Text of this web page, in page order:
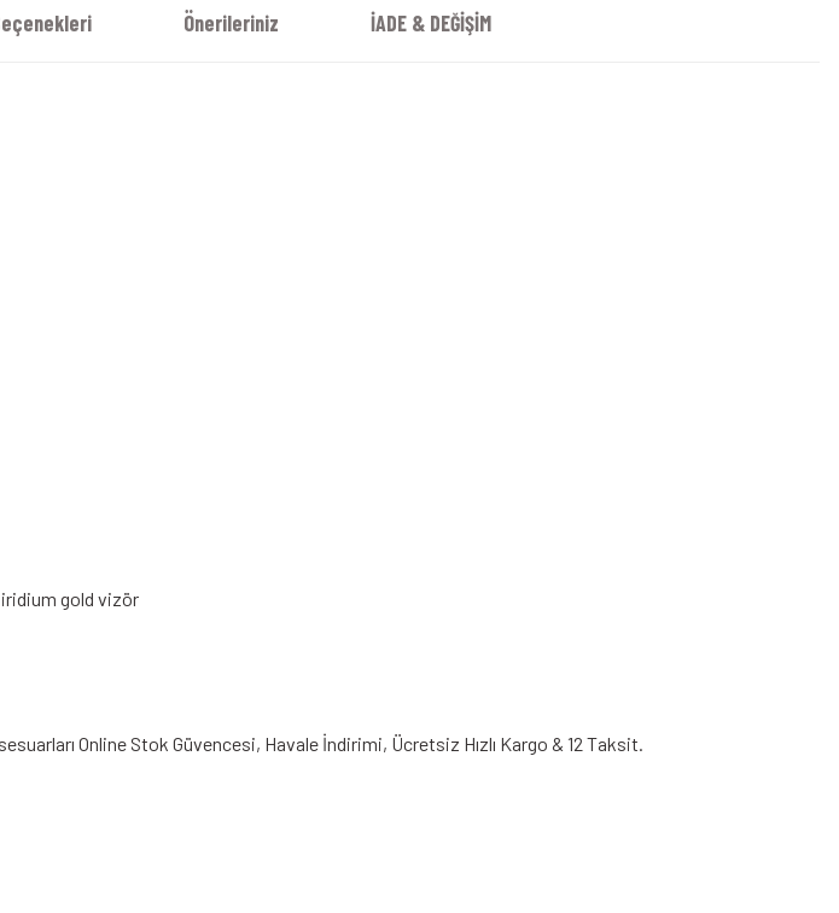
Önerileriniz İADE & DEĞİŞİM
Online Stok Güvencesi, Havale İndirimi, Ücretsiz Hızlı Kargo & 12 Taksit.